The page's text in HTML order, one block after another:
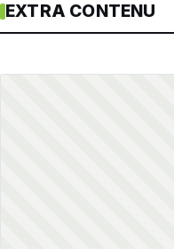
EXTRA CONTENU